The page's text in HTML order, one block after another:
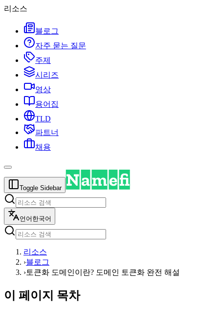
리소스
블로그
자주 묻는 질문
주제
시리즈
영상
용어집
TLD
파트너
채용
Toggle Sidebar
언어 한국어
리소스
›블로그
›토큰화 도메인이란? 도메인 토큰화 완전 해설
이 페이지 목차